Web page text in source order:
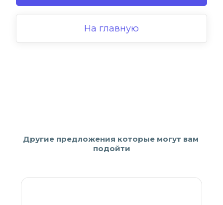
На главную
Другие предложения которые могут вам
подойти